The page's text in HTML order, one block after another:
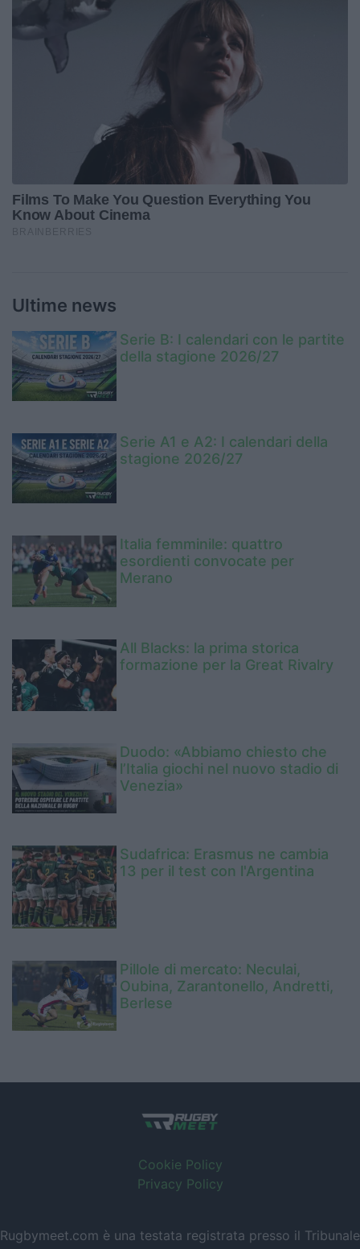
Ultime news
Serie B: I calendari con le partite
della stagione 2026/27
Serie A1 e A2: I calendari della
stagione 2026/27
Italia femminile: quattro
esordienti convocate per
Merano
All Blacks: la prima storica
formazione per la Great Rivalry
Duodo: «Abbiamo chiesto che
l’Italia giochi nel nuovo stadio di
Venezia»
Sudafrica: Erasmus ne cambia
13 per il test con l'Argentina
Pillole di mercato: Neculai,
Oubina, Zarantonello, Andretti,
Berlese
Cookie Policy
Privacy Policy
Rugbymeet.com è una testata registrata presso il Tribunale